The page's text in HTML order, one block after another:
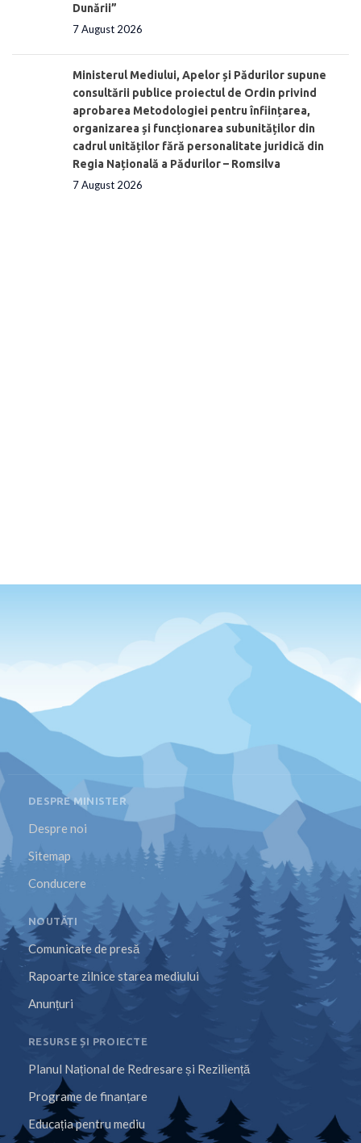
Dunării”
7 August 2026
Ministerul Mediului, Apelor și Pădurilor supune
consultării publice proiectul de Ordin privind
aprobarea Metodologiei pentru înființarea,
organizarea și funcționarea subunităților din
cadrul unităților fără personalitate juridică din
Regia Națională a Pădurilor – Romsilva
7 August 2026
DESPRE MINISTER
Despre noi
Sitemap
Conducere
NOUTĂȚI
Comunicate de presă
Rapoarte zilnice starea mediului
Anunțuri
RESURSE ȘI PROIECTE
Planul Național de Redresare și Reziliență
Programe de finanțare
Educația pentru mediu